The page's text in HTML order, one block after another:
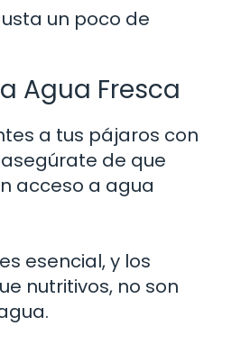
un poco de
Agua Fresca
a tus pájaros con
de que
acceso a agua
esencial, y los
nutritivos, no son